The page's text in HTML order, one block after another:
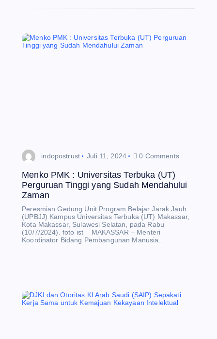
indopostrust Juli 11, 2024 0 Comments
Menko PMK : Universitas Terbuka (UT)
Perguruan Tinggi yang Sudah Mendahului
Zaman
Peresmian Gedung Unit Program Belajar Jarak Jauh
(UPBJJ) Kampus Universitas Terbuka (UT) Makassar,
Kota Makassar, Sulawesi Selatan, pada Rabu
(10/7/2024). foto ist MAKASSAR – Menteri
Koordinator Bidang Pembangunan Manusia…